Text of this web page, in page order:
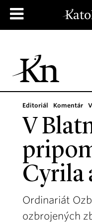
Editoriál Komentár
V
Cyrila
Ordinariát
ozbrojených